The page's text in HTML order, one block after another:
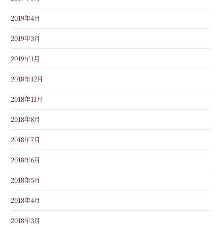
2019年4月
2019年3月
2019年1月
2018年12月
2018年11月
2018年8月
2018年7月
2018年6月
2018年5月
2018年4月
2018年3月